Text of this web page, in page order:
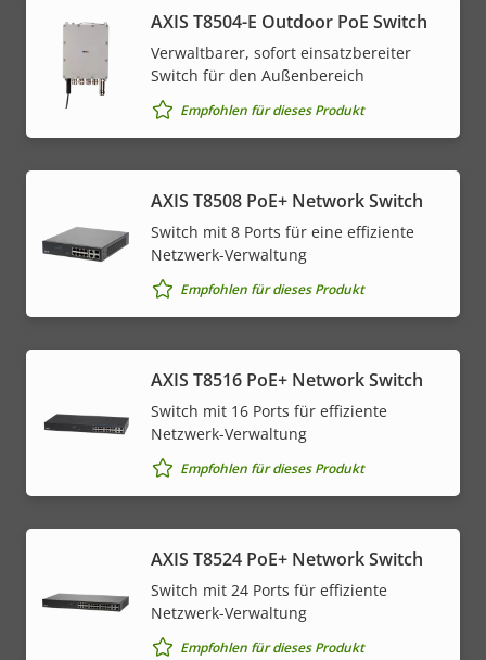
AXIS T8504-E Outdoor PoE Switch
Verwaltbarer, sofort einsatzbereiter
Switch für den Außenbereich
Empfohlen für dieses Produkt
AXIS T8508 PoE+ Network Switch
Switch mit 8 Ports für eine effiziente
Netzwerk-Verwaltung
Empfohlen für dieses Produkt
AXIS T8516 PoE+ Network Switch
Switch mit 16 Ports für effiziente
Netzwerk-Verwaltung
Empfohlen für dieses Produkt
AXIS T8524 PoE+ Network Switch
Switch mit 24 Ports für effiziente
Netzwerk-Verwaltung
Empfohlen für dieses Produkt